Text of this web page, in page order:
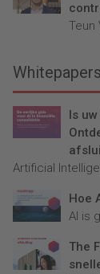
Teun
Whitepapers
Is
Artificial
Hoe
AI is
The